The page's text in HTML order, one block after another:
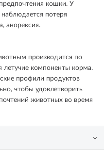
кошки. У
потеря
анорексия.
производится по
летучие компоненты корма.
профили продуктов
чтобы удовлетворить
животных во время